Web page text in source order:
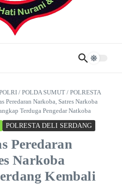
/ POLDA SUMUT / POLRESTA
Peredaran Narkoba, Satres Narkoba
Terduga Pengedar Natkoba
POLRESTA DELI SERDANG
Peredaran
Narkoba
Kembali